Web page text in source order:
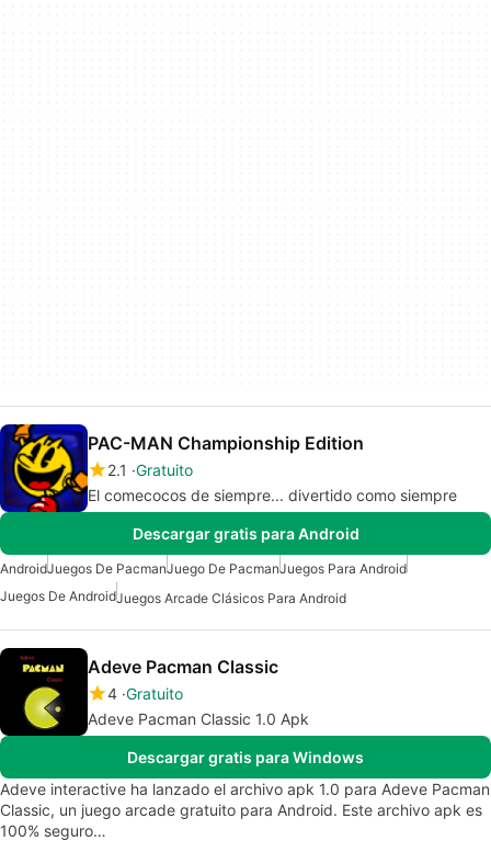
PAC-MAN Championship Edition
2.1 Gratuito
El comecocos de siempre... divertido como siempre
Descargar gratis para Android
AndroidJuegos De PacmanJuego De PacmanJuegos Para Android
Juegos De AndroidJuegos Arcade Clásicos Para Android
Adeve Pacman Classic
4 Gratuito
Adeve Pacman Classic 1.0 Apk
Descargar gratis para Windows
Adeve interactive ha lanzado el archivo apk 1.0 para Adeve Pacman
Classic, un juego arcade gratuito para Android. Este archivo apk es
100% seguro…